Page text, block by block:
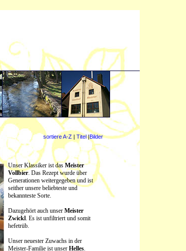
sortiere A-Z | Titel|Bilder
Unser Klassiker ist dasMeister
Vollbier. Das Rezept wurde über
Generationen weitergegeben und ist
seither unsere beliebteste und
bekannteste Sorte.
Dazugehört auch unser Meister
Zwickl. Es ist unfiltriert und somit
hefetrüb.
Unser neuester Zuwachs in der
Meister-Familie ist unser Helles.